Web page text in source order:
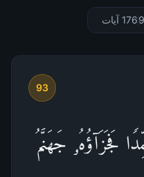
176 آيات
93
فَجَزَاۤؤُهُۥ جَهَنَّمُ